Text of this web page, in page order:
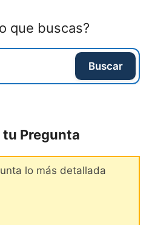
que buscas?
Buscar
tu Pregunta